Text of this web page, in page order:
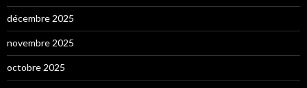
décembre 2025
novembre 2025
octobre 2025